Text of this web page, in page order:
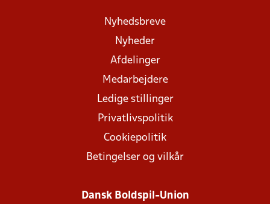
Nyhedsbreve
Nyheder
Afdelinger
Medarbejdere
Ledige stillinger
Privatlivspolitik
Cookiepolitik
Betingelser og vilkår
Dansk Boldspil-Union